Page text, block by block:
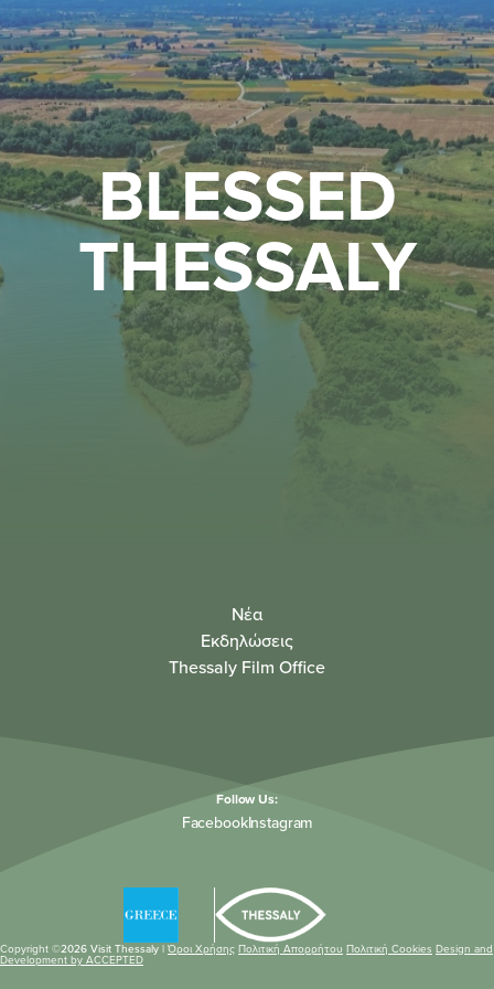
BLESSED
THESSALY
Νέα
Εκδηλώσεις
Thessaly Film Office
Follow Us:
FacebookInstagram
Copyright ©2026 Visit Thessaly | Όροι Χρήσης Πολιτική Απορρήτου Πολιτική Cookies Design and
Development by ACCEPTED